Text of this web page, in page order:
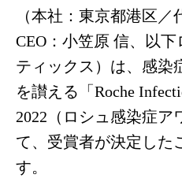
（本社：東京都港区
CEO：小笠原 信、以
ティックス）は、感染
を讃える「Roche
2022（ロシュ感染症ア
て、受賞者が決定した
す。